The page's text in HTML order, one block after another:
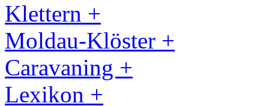
Klettern +
Moldau-Klöster +
Caravaning +
Lexikon +